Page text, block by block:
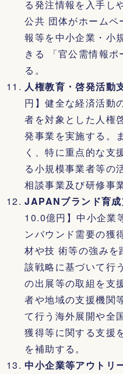
る発注情報を入手し
公共 団体がホーム
報等を中小企業・小
きる 「官公需情報
る。
人権教育・啓発活動
円】健全な経済活動
者を対象とした人権
発事業を実施する。
く、特に重点的な支
る小規模事業者等の
相談事業及び研修事
JAPANブランド育
10.0億円】中小企業
ンバウンド需要の獲
材や技 術等の強みを
該戦略に基づいて行
の出展等の取組を支
者や地域の支援機関
て行う海外展開や全
獲得等に関する支援
を補助する。
中小企業等アウトリ